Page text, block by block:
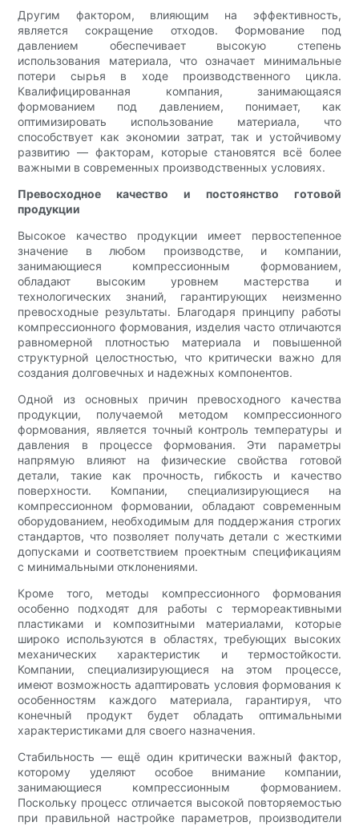
Другим фактором, влияющим на эффективность,
является сокращение отходов. Формование под
давлением обеспечивает высокую степень
использования материала, что означает минимальные
потери сырья в ходе производственного цикла.
Квалифицированная компания, занимающаяся
формованием под давлением, понимает, как
оптимизировать использование материала, что
способствует как экономии затрат, так и устойчивому
развитию — факторам, которые становятся всё более
важными в современных производственных условиях.
Превосходное качество и постоянство готовой
продукции
Высокое качество продукции имеет первостепенное
значение в любом производстве, и компании,
занимающиеся компрессионным формованием,
обладают высоким уровнем мастерства и
технологических знаний, гарантирующих неизменно
превосходные результаты. Благодаря принципу работы
компрессионного формования, изделия часто отличаются
равномерной плотностью материала и повышенной
структурной целостностью, что критически важно для
создания долговечных и надежных компонентов.
Одной из основных причин превосходного качества
продукции, получаемой методом компрессионного
формования, является точный контроль температуры и
давления в процессе формования. Эти параметры
напрямую влияют на физические свойства готовой
детали, такие как прочность, гибкость и качество
поверхности. Компании, специализирующиеся на
компрессионном формовании, обладают современным
оборудованием, необходимым для поддержания строгих
стандартов, что позволяет получать детали с жесткими
допусками и соответствием проектным спецификациям
с минимальными отклонениями.
Кроме того, методы компрессионного формования
особенно подходят для работы с термореактивными
пластиками и композитными материалами, которые
широко используются в областях, требующих высоких
механических характеристик и термостойкости.
Компании, специализирующиеся на этом процессе,
имеют возможность адаптировать условия формования к
особенностям каждого материала, гарантируя, что
конечный продукт будет обладать оптимальными
характеристиками для своего назначения.
Стабильность — ещё один критически важный фактор,
которому уделяют особое внимание компании,
занимающиеся компрессионным формованием.
Поскольку процесс отличается высокой повторяемостью
при правильной настройке параметров, производители